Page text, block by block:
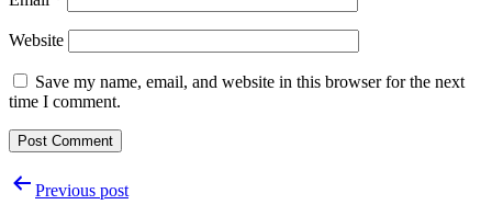
Website
Save my name, email, and website in this browser for the next
time I comment.
PostPrevious post